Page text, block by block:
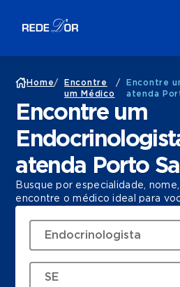
Home/
Encontre
um Médico
/
Encontre
atenda
Encontre um
atenda Porto
Busque por especialidade,
encontre o médico ideal para